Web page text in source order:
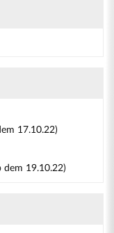
17.10.22)
19.10.22)